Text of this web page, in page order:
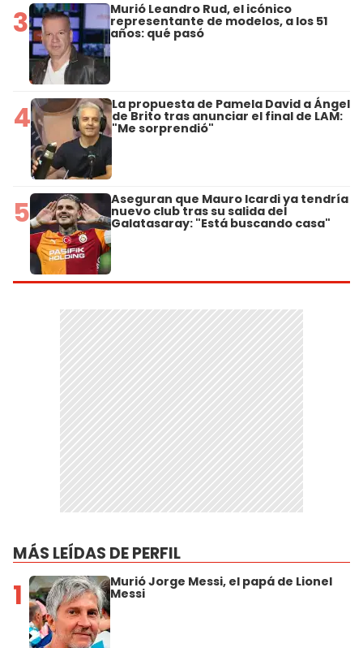
3 Murió Leandro Rud, el icónico
representante de modelos, a los 51
años: qué pasó
4 La propuesta de Pamela David a Ángel
de Brito tras anunciar el final de LAM:
"Me sorprendió"
5 Aseguran que Mauro Icardi ya tendría
nuevo club tras su salida del
Galatasaray: "Está buscando casa"
MÁS LEÍDAS DE PERFIL
1 Murió Jorge Messi, el papá de Lionel
Messi